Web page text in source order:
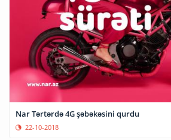
Nar Tərtərdə 4G şəbəkəsini qurdu
22-10-2018